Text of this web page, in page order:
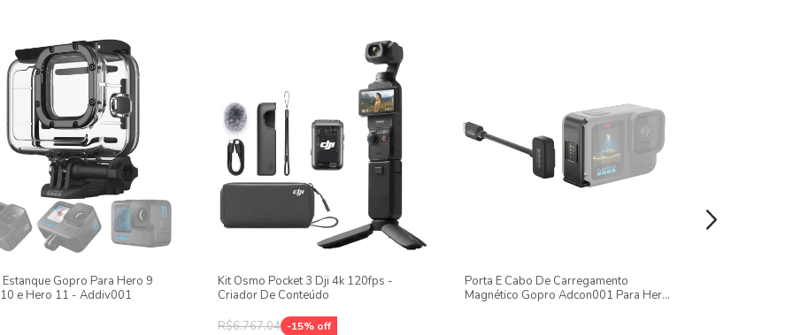
Estanque Gopro Para Hero 9
e Hero 11 - Addiv001
Kit Osmo Pocket 3 Dji 4k 120fps -
Criador De Conteúdo
R$6.767,04 -15% off
Porta E Cabo De Carregamento
Magnético Gopro Adcon001 Para Hero